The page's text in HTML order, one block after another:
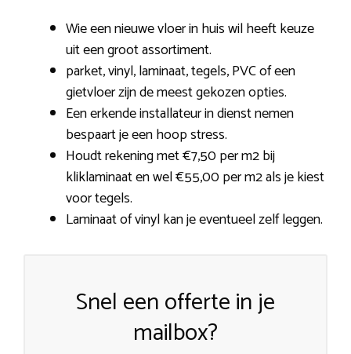
Wie een nieuwe vloer in huis wil heeft keuze
uit een groot assortiment.
parket, vinyl, laminaat, tegels, PVC of een
gietvloer zijn de meest gekozen opties.
Een erkende installateur in dienst nemen
bespaart je een hoop stress.
Houdt rekening met €7,50 per m2 bij
kliklaminaat en wel €55,00 per m2 als je kiest
voor tegels.
Laminaat of vinyl kan je eventueel zelf leggen.
Snel een offerte in je
mailbox?